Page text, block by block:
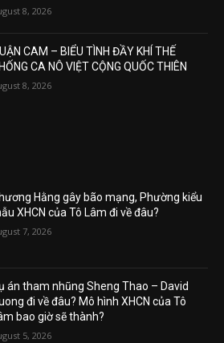
8, 2026
CAM – BIỂU TÌNH ĐẦY KHÍ THẾ
CA NÔ VIỆT CỘNG QUỐC THIÊN
8, 2026
Hằng gây bão mạng, Phường kiểu
XHCN của Tô Lâm đi về đâu?
7, 2026
án tham nhũng Sheng Thao – David
đi về đâu? Mô hình XHCN của Tô
bao giờ sẽ thành?
5, 2026